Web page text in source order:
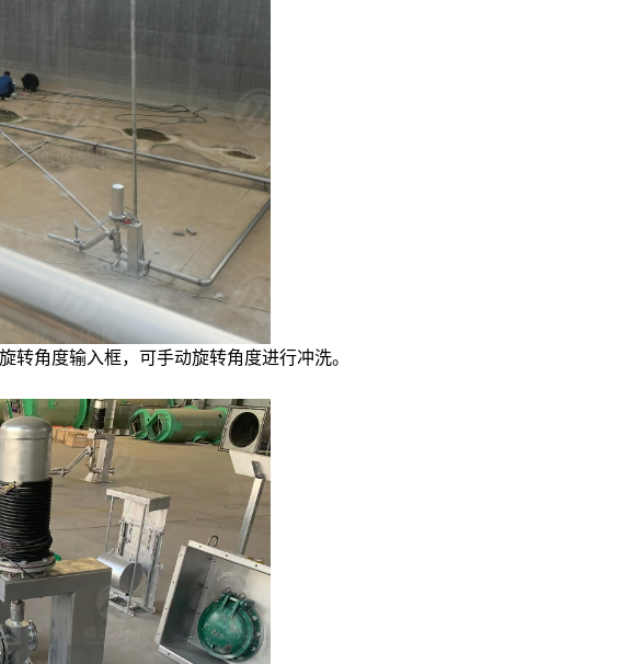
转角度输入框，可手动旋转角度进行冲洗。